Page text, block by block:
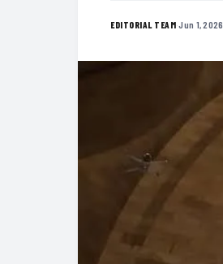
EDITORIAL TEAM·Jun 1, 2026